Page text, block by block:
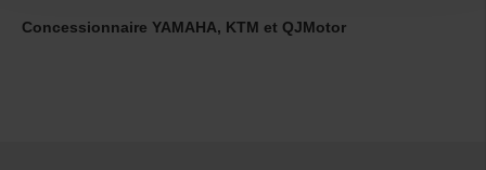
Concessionnaire YAMAHA, KTM et QJMotor